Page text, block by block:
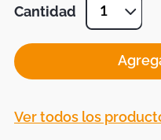
Cantidad 1
Ver todos los